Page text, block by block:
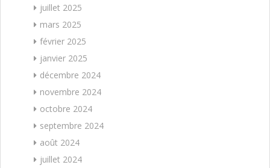
juillet 2025
mars 2025
février 2025
janvier 2025
décembre 2024
novembre 2024
octobre 2024
septembre 2024
août 2024
juillet 2024